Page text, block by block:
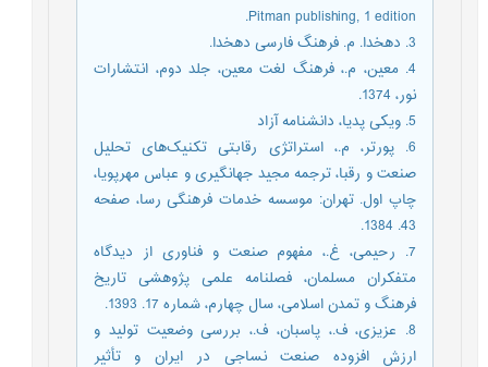
Pitman publishing, 1 edition.
3. دهخدا. م. فرهنگ فارسی دهخدا.
4. معین، م.، فرهنگ لغت معین، جلد دوم، انتشارات
نور، 1374.
5. ویکی پدیا، دانشنامه آزاد
6. پورتر، م.، استراتژی رقابتی تکنیک‌های تحلیل
صنعت و رقبا، ترجمه مجید جهانگیری و عباس مهرپویا،
چاپ اول. تهران: موسسه خدمات فرهنگی رسا، صفحه
43. 1384.
7. رحیمی، غ.، مفهوم صنعت و فناوری از دیدگاه
متفکران مسلمان، فصلنامه علمی پژوهشی تاریخ
فرهنگ و تمدن اسلامی، سال چهارم، شماره 17. 1393.
8. عزیزی، ف.، پاسبان، ف.، بررسی وضعیت تولید و
ارزش افزوده صنعت نساجی در ایران و تأثیر